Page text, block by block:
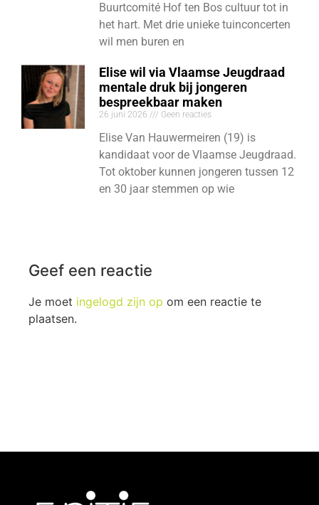
Buurtcomité Hof ten Bos cultuur tot in
het hart. Met drie unieke tuinconcerten
wil men buren en
Elise wil via Vlaamse Jeugdraad
mentale druk bij jongeren
bespreekbaar maken
26 juni 2026 Geen reacties
Elise Van Hauwermeiren (19) is
kandidaat voor de Vlaamse Jeugdraad.
Tot oktober kunnen jongeren tussen 12
en 30 jaar stemmen op wie
Geef een reactie
Je moet ingelogd zijn op om een reactie te
plaatsen.